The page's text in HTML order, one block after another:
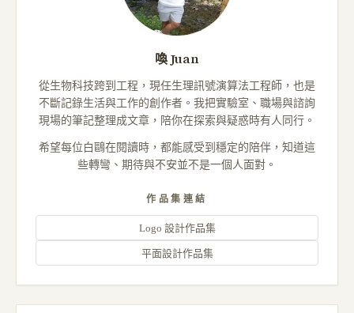
喚 Juan
從生物科技跨到工程，現任生理訊號演算法工程師，也是
不斷記錄生活與工作的創作者。我把實驗室、職場與諮詢
現場的筆記整理成文章，陪你在探索與疑惑時有人同行。
希望每位白鷗在閱讀時，都能感受到穩定的陪伴，知道這
些轉彎、期待與不安並不是一個人面對。
作品集連結
Logo 設計作品集
平面設計作品集